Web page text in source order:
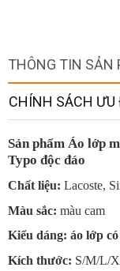
THÔNG TIN SẢN
CHÍNH SÁCH ƯU
Sản phẩm Áo lớp
Typo độc đáo
Chất liệu: Lacoste,
Màu sắc: màu cam
Kiểu dáng: áo lớp
Kích thước: S/M/L/